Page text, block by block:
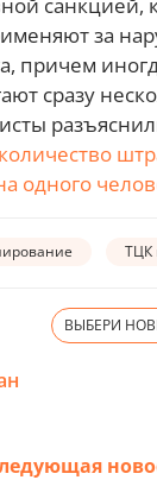
санкцией,
за
причем
сразу
одного
ТЦК
ВЫБЕРИ